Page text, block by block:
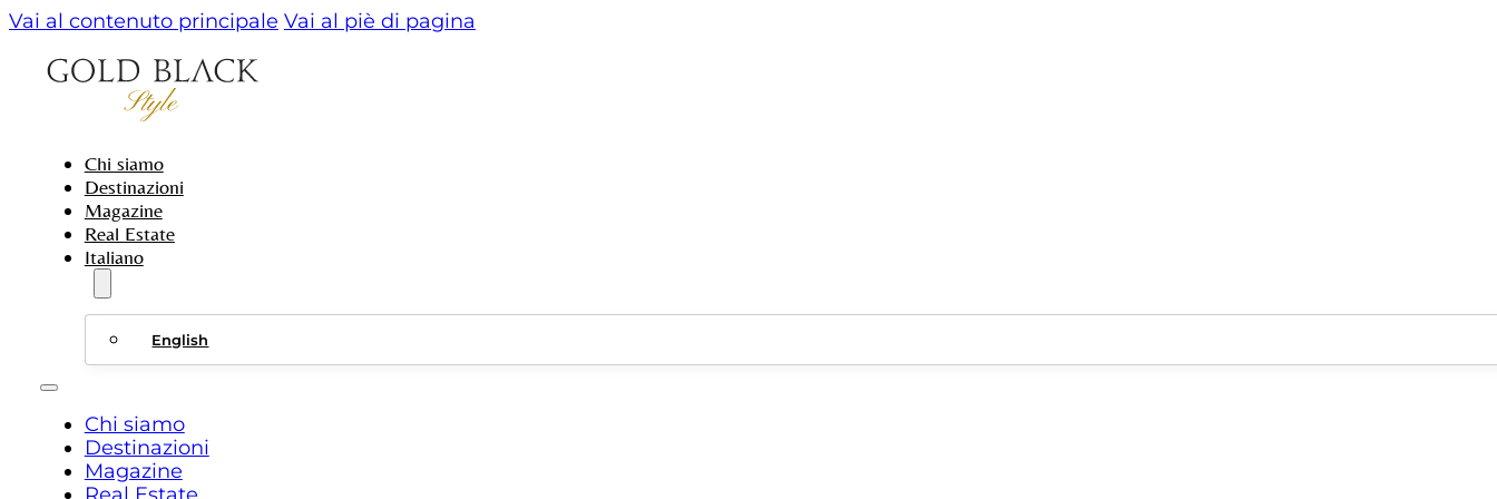
Vai al contenuto principale Vai al piè di pagina
Chi siamo
Destinazioni
Magazine
Real Estate
Italiano
English
Chi siamo
Destinazioni
Magazine